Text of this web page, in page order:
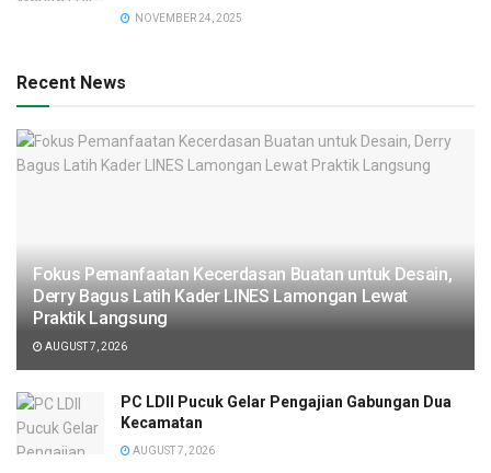
NOVEMBER 24, 2025
Recent News
Fokus Pemanfaatan Kecerdasan Buatan untuk Desain,
Derry Bagus Latih Kader LINES Lamongan Lewat
Praktik Langsung
AUGUST 7, 2026
PC LDII Pucuk Gelar Pengajian Gabungan Dua
Kecamatan
AUGUST 7, 2026